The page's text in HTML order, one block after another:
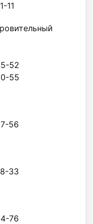
11
52
55
56
33
76